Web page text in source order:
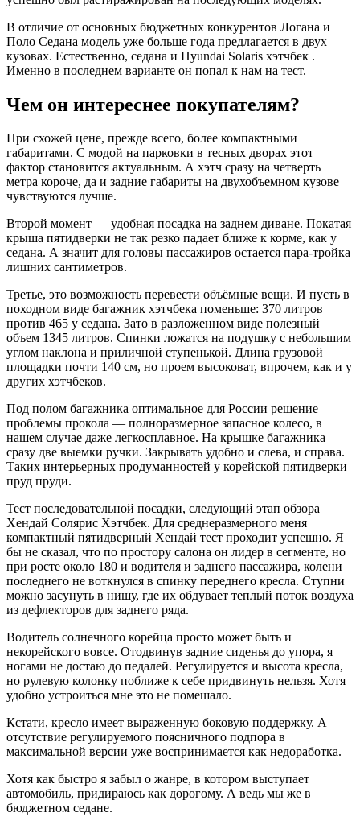
В отличие от основных бюджетных конкурентов Логана и
Поло Седана модель уже больше года предлагается в двух
кузовах. Естественно, седана и Hyundai Solaris хэтчбек .
Именно в последнем варианте он попал к нам на тест.
Чем он интереснее покупателям?
При схожей цене, прежде всего, более компактными
габаритами. С модой на парковки в тесных дворах этот
фактор становится актуальным. А хэтч сразу на четверть
метра короче, да и задние габариты на двухобъемном кузове
чувствуются лучше.
Второй момент — удобная посадка на заднем диване. Покатая
крыша пятидверки не так резко падает ближе к корме, как у
седана. А значит для головы пассажиров остается пара-тройка
лишних сантиметров.
Третье, это возможность перевести объёмные вещи. И пусть в
походном виде багажник хэтчбека поменьше: 370 литров
против 465 у седана. Зато в разложенном виде полезный
объем 1345 литров. Спинки ложатся на подушку с небольшим
углом наклона и приличной ступенькой. Длина грузовой
площадки почти 140 см, но проем высоковат, впрочем, как и у
других хэтчбеков.
Под полом багажника оптимальное для России решение
проблемы прокола — полноразмерное запасное колесо, в
нашем случае даже легкосплавное. На крышке багажника
сразу две выемки ручки. Закрывать удобно и слева, и справа.
Таких интерьерных продуманностей у корейской пятидверки
пруд пруди.
Тест последовательной посадки, следующий этап обзора
Хендай Солярис Хэтчбек. Для среднеразмерного меня
компактный пятидверный Хендай тест проходит успешно. Я
бы не сказал, что по простору салона он лидер в сегменте, но
при росте около 180 и водителя и заднего пассажира, колени
последнего не воткнулся в спинку переднего кресла. Ступни
можно засунуть в нишу, где их обдувает теплый поток воздуха
из дефлекторов для заднего ряда.
Водитель солнечного корейца просто может быть и
некорейского вовсе. Отодвинув задние сиденья до упора, я
ногами не достаю до педалей. Регулируется и высота кресла,
но рулевую колонку поближе к себе придвинуть нельзя. Хотя
удобно устроиться мне это не помешало.
Кстати, кресло имеет выраженную боковую поддержку. А
отсутствие регулируемого поясничного подпора в
максимальной версии уже воспринимается как недоработка.
Хотя как быстро я забыл о жанре, в котором выступает
автомобиль, придираюсь как дорогому. А ведь мы же в
бюджетном седане.